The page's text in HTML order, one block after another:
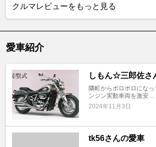
クルマレビューをもっと見る
愛車紹介
しもん☆三郎佐さ
隣町からボロボロにな
ンジン実動車両を激安 ...
2024年11月3日
tk56さんの愛車